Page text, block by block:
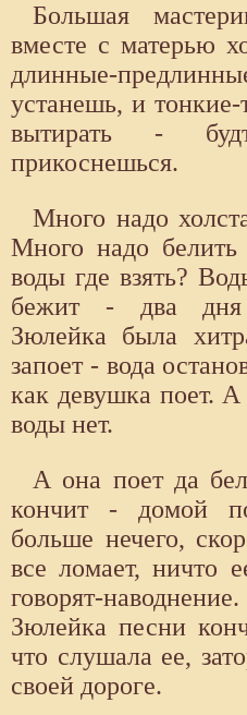
Большая
вместе с матерью
длинные-
устанешь, и
вытирать -
прикоснешься.
Много надо
Много надо
воды где взять?
бежит - два дня
Зюлейка была
запоет - вода
как девушка поет. А
воды нет.
А она поет да
кончит - домой
больше нечего,
все ломает, ничто
говорят-
Зюлейка песни
что слушала ее,
своей дороге.